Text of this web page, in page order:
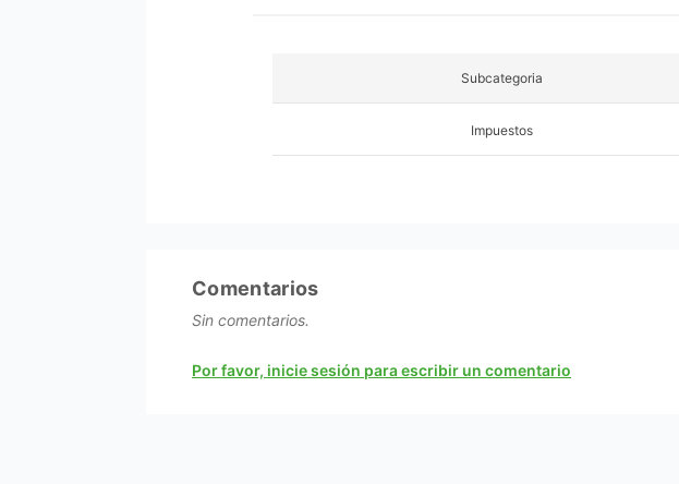
Subcategoria
Impuestos
Comentarios
Por favor, inicie sesión para escribir un comentario
Sin comentarios.